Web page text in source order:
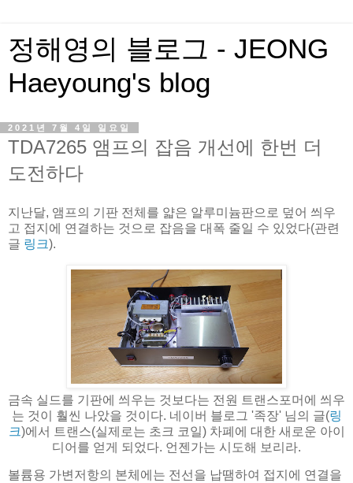
정해영의 블로그 - JEONG
Haeyoung's blog
2021년 7월 4일 일요일
TDA7265 앰프의 잡음 개선에 한번 더
도전하다
지난달, 앰프의 기판 전체를 얇은 알루미늄판으로 덮어 씌우
고 접지에 연결하는 것으로 잡음을 대폭 줄일 수 있었다(관련
글 링크).
금속 실드를 기판에 씌우는 것보다는 전원 트랜스포머에 씌우
는 것이 훨씬 나았을 것이다. 네이버 블로그 '족장' 님의 글(링
크)에서 트랜스(실제로는 초크 코일) 차폐에 대한 새로운 아이
디어를 얻게 되었다. 언젠가는 시도해 보리라.
볼륨용 가변저항의 본체에는 전선을 납땜하여 접지에 연결을